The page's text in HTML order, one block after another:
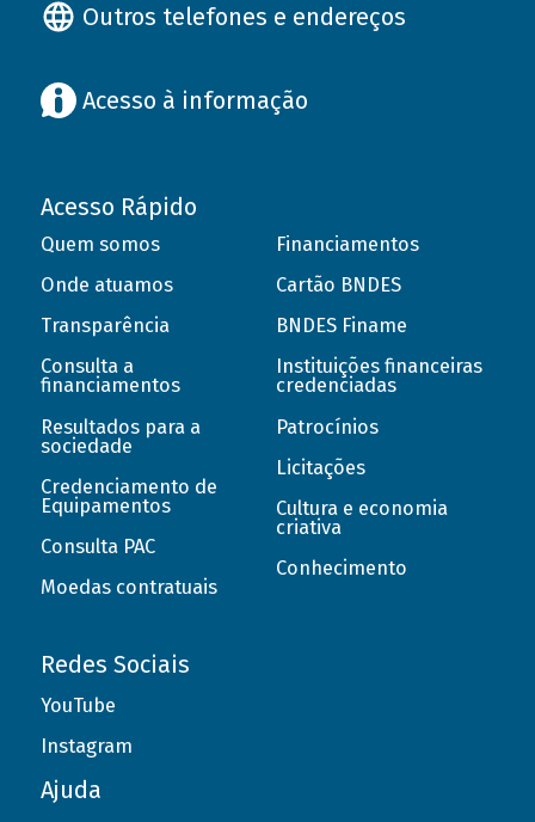
Outros telefones e endereços
Acesso à informação
Acesso Rápido
Quem somos
Onde atuamos
Transparência
Consulta a
financiamentos
Resultados para a
sociedade
Credenciamento de
Equipamentos
Consulta PAC
Moedas contratuais
Financiamentos
Cartão BNDES
BNDES Finame
Instituições financeiras
credenciadas
Patrocínios
Licitações
Cultura e economia
criativa
Conhecimento
Redes Sociais
YouTube
Instagram
Ajuda